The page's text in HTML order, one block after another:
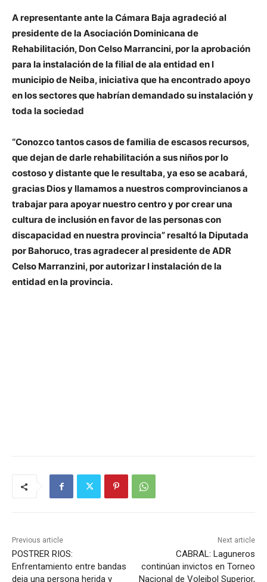
A representante ante la Cámara Baja agradeció al
presidente de la Asociación Dominicana de
Rehabilitación, Don Celso Marrancini, por la aprobación
para la instalación de la filial de ala entidad en l
municipio de Neiba, iniciativa que ha encontrado apoyo
en los sectores que habrían demandado su instalación y
toda la sociedad
“Conozco tantos casos de familia de escasos recursos,
que dejan de darle rehabilitación a sus niños por lo
costoso y distante que le resultaba, ya eso se acabará,
gracias Dios y llamamos a nuestros comprovincianos a
trabajar para apoyar nuestro centro y por crear una
cultura de inclusión en favor de las personas con
discapacidad en nuestra provincia” resaltó la Diputada
por Bahoruco, tras agradecer al presidente de ADR
Celso Marranzini, por autorizar l instalación de la
entidad en la provincia.
Previous article
POSTRER RIOS:
Enfrentamiento entre bandas
deja una persona herida y
Next article
CABRAL: Laguneros
continúan invictos en Torneo
Nacional de Voleibol Superior,